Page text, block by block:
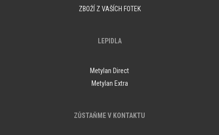
ZBOŽÍ Z VAŠÍCH FOTEK
LEPIDLA
Metylan Direct
Metylan Extra
ZŮSTAŇME V KONTAKTU